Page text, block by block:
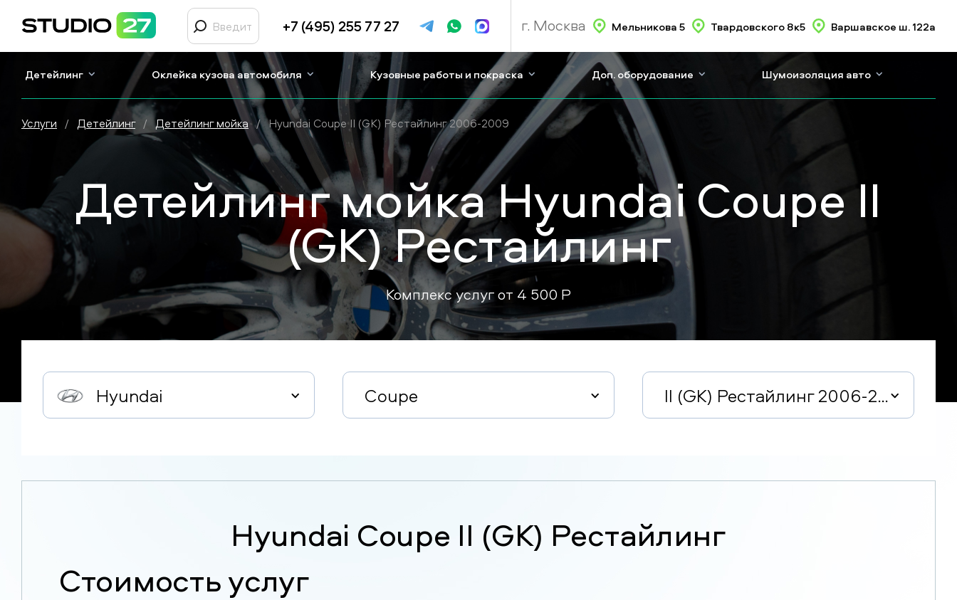
+7 (495) 255 77 27 г. Москва Мельникова 5 Твардовского 8к5 Варшавское ш. 122а
Детейлинг Оклейка кузова автомобиля Кузовные работы и покраска Доп. оборудование Шумоизоляция авто
Услуги / Детейлинг / Детейлинг мойка / Hyundai Coupe II (GK) Рестайлинг 2006-2009
Детейлинг мойка Hyundai Coupe II
(GK) Рестайлинг
Комплекс услуг от 4 500 P
Hyundai Coupe II (GK) Рестайлинг 2006-2009
Hyundai Coupe II (GK) Рестайлинг
Стоимость услуг